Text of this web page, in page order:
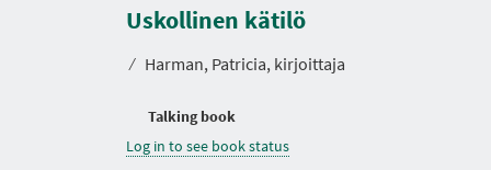
Uskollinen kätilö
⁄ Harman, Patricia, kirjoittaja
Talking book
Log in to see book status